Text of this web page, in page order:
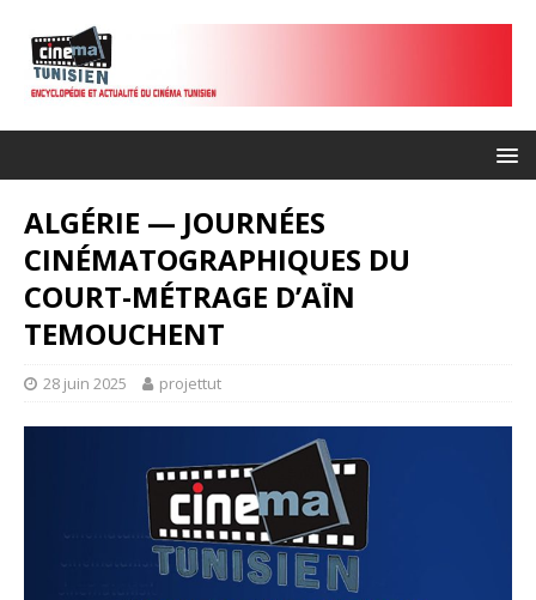
ALGÉRIE — JOURNÉES
CINÉMATOGRAPHIQUES DU
COURT-MÉTRAGE D’AÏN
TEMOUCHENT
28 juin 2025 projettut